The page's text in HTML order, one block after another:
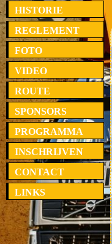
HISTORIE
REGLEMENT
FOTO
VIDEO
ROUTE
SPONSORS
PROGRAMMA
INSCHRIJVEN
CONTACT
LINKS